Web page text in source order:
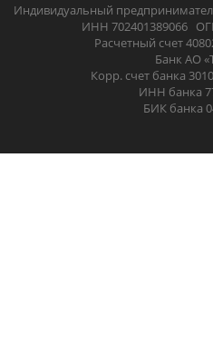
Индивидуальный
ИНН 702401389066
Расчетный счет
Банк АО
Корр. счет банка
ИНН банка
БИК банка